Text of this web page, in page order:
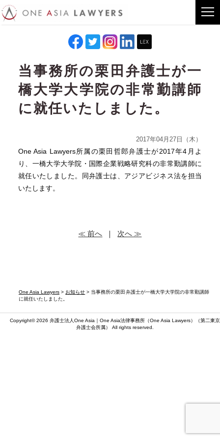
One Asia Lawyers > お知らせ > 当事務所の栗田弁護士が一橋大学大学院の非常勤講師
に就任いたしました。
当事務所の栗田弁護士が一
橋大学大学院の非常勤講師
に就任いたしました。
2017年04月27日（木）
One Asia Lawyers所属の栗⽥哲郎弁護⼠が2017年4⽉よ
り、⼀橋⼤学⼤学院・国際企業戦略研究科の⾮常勤講師に
就任いたしました。同弁護⼠は、アジアビジネス法を担当
いたします。
≪ 前へ ｜ 次へ ≫
Copyright© 2026 弁護士法人One Asia｜One Asia法律事務所（One Asia Lawyers）（第二東京
弁護士会所属） All rights reserved.